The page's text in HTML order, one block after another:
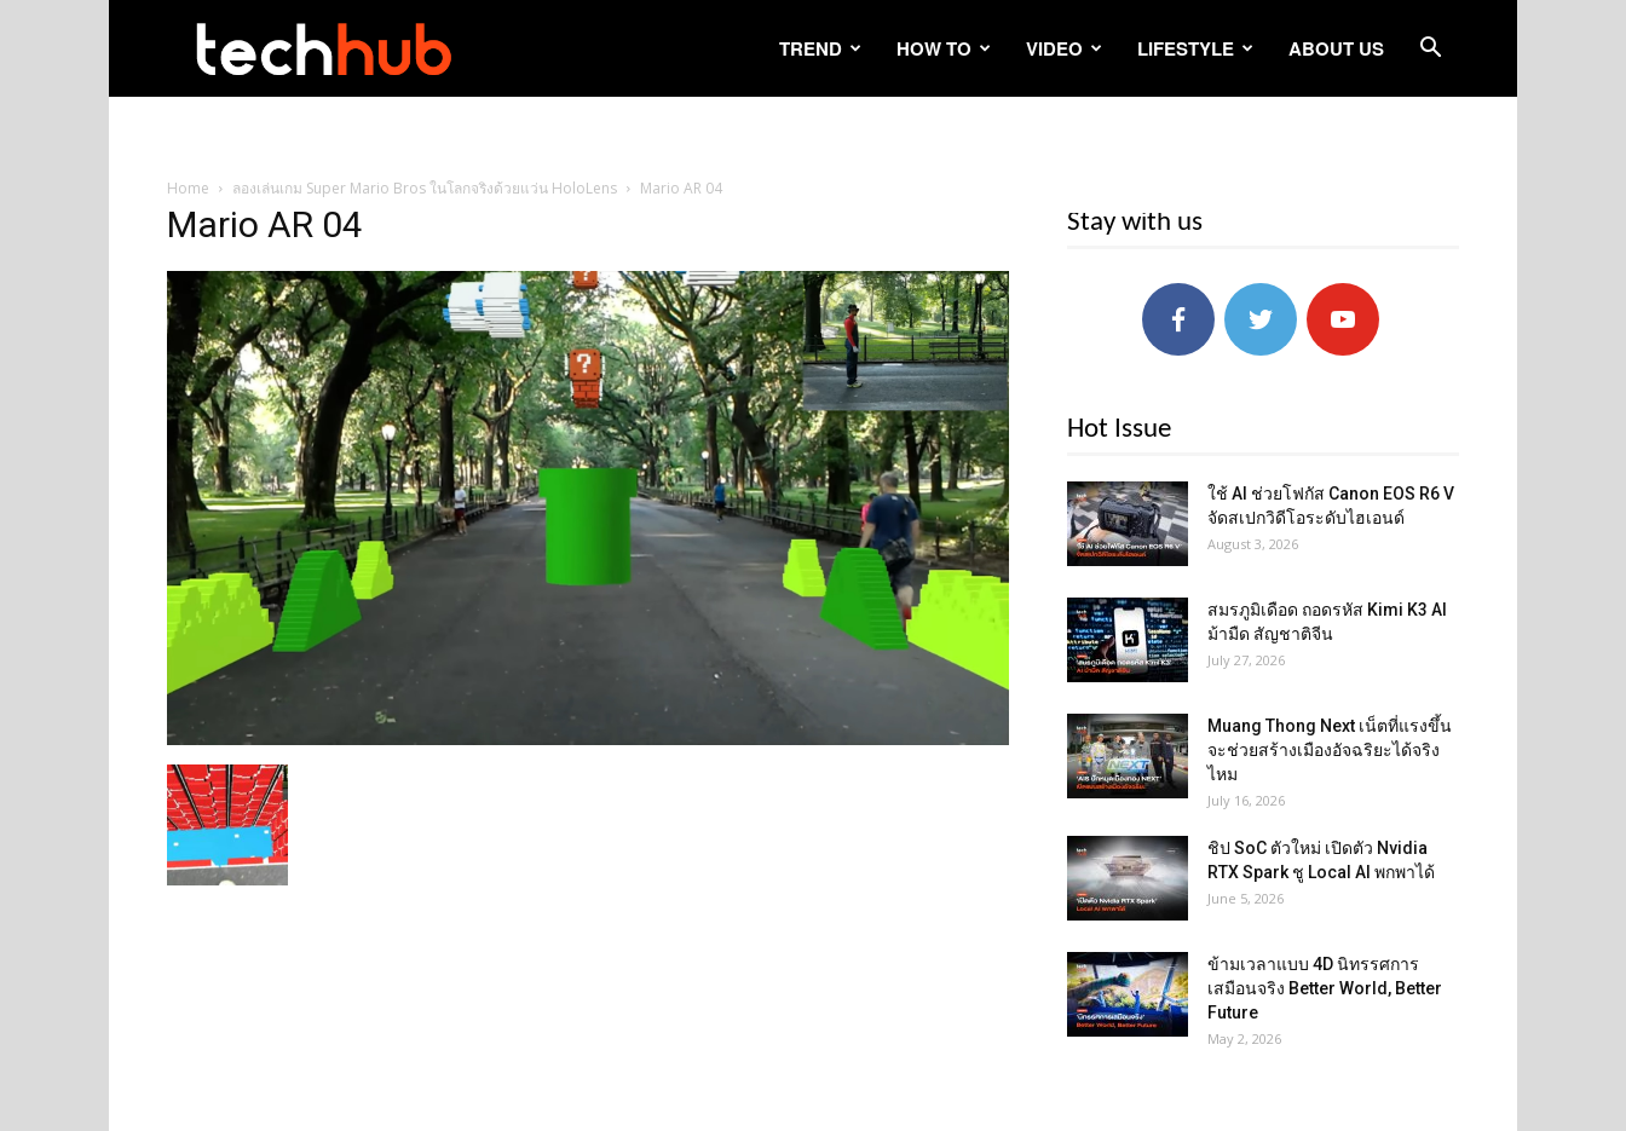
TREND HOW TO VIDEO LIFESTYLE ABOUT US
Home ลองเล่นเกม Super Mario Bros ในโลกจริงด้วยแว่น HoloLens Mario AR 04
Mario AR 04 Stay with us
Hot Issue
ใช้ AI ช่วยโฟกัส Canon EOS R6 V
จัดสเปกวิดีโอระดับไฮเอนด์
August 3, 2026
สมรภูมิเดือด ถอดรหัส Kimi K3 AI
ม้ามืด สัญชาติจีน
July 27, 2026
Muang Thong Next เน็ตที่แรงขึ้น
จะช่วยสร้างเมืองอัจฉริยะได้จริง
ไหม
July 16, 2026
ชิป SoC ตัวใหม่ เปิดตัว Nvidia
RTX Spark ชู Local AI พกพาได้
June 5, 2026
ข้ามเวลาแบบ 4D นิทรรศการ
เสมือนจริง Better World, Better
Future
May 2, 2026